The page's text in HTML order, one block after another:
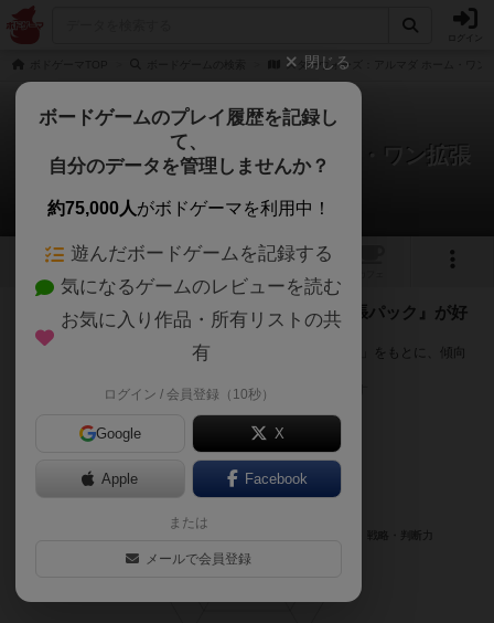
スターウォーズ：アルマダ ホーム・ワン
スターウォーズ：アルマダ ホーム・ワン拡張
パック
次のおすすめボードゲーム
2
『スターウォーズ：アルマダ ホーム・ワン拡張パック』が好
きな方へのおすすめ
このゲームのトップページで投票された「プレイ感の評価」をもとに、傾向
※リストには一定の投票数がある作品のみを表示しています
閉じる
ボードゲームのプレイ履歴を記録し
て、
自分のデータを管理しませんか？
約75,000人がボドゲーマを利用中！
遊んだボードゲームを記録する
気になるゲームのレビューを読む
お気に入り作品・所有リストの共
有
ログイン / 会員登録（10秒）
Google X
Apple Facebook
または
メールで会員登録